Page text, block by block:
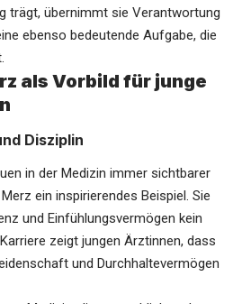
trägt, übernimmt sie Verantwortung
ebenso bedeutende Aufgabe, die
als Vorbild für junge
Disziplin
in der Medizin immer sichtbarer
ein inspirierendes Beispiel. Sie
und Einfühlungsvermögen kein
zeigt jungen Ärztinnen, dass
und Durchhaltevermögen